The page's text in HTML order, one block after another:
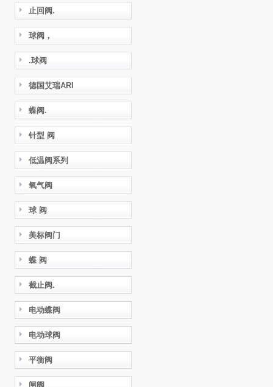
止回阀.
球阀，
.球阀
德国艾瑞ARI
蝶阀.
针型 阀
低温阀系列
氧气阀
球 阀
美标阀门
蝶 阀
截止阀.
电动蝶阀
电动球阀
平衡阀
闸阀